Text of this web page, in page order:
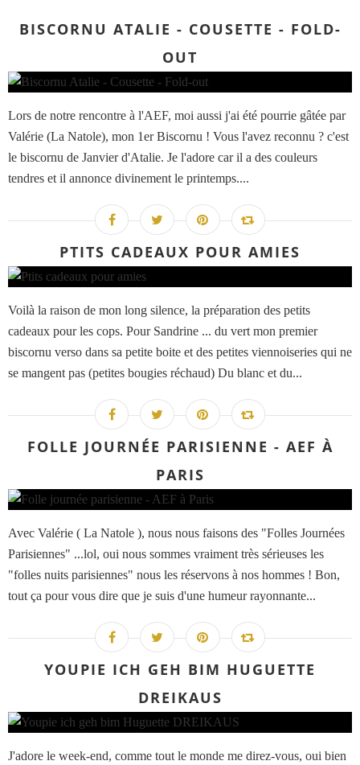
BISCORNU ATALIE - COUSETTE - FOLD-
OUT
Lors de notre rencontre à l'AEF, moi aussi j'ai été pourrie gâtée par
Valérie (La Natole), mon 1er Biscornu ! Vous l'avez reconnu ? c'est
le biscornu de Janvier d'Atalie. Je l'adore car il a des couleurs
tendres et il annonce divinement le printemps....
PTITS CADEAUX POUR AMIES
Voilà la raison de mon long silence, la préparation des petits
cadeaux pour les cops. Pour Sandrine ... du vert mon premier
biscornu verso dans sa petite boite et des petites viennoiseries qui ne
se mangent pas (petites bougies réchaud) Du blanc et du...
FOLLE JOURNÉE PARISIENNE - AEF À
PARIS
Avec Valérie ( La Natole ), nous nous faisons des "Folles Journées
Parisiennes" ...lol, oui nous sommes vraiment très sérieuses les
"folles nuits parisiennes" nous les réservons à nos hommes ! Bon,
tout ça pour vous dire que je suis d'une humeur rayonnante...
YOUPIE ICH GEH BIM HUGUETTE
DREIKAUS
J'adore le week-end, comme tout le monde me direz-vous, oui bien